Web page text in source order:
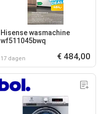
Hisense wasmachine
wf511045bwq
17 dagen € 484,00